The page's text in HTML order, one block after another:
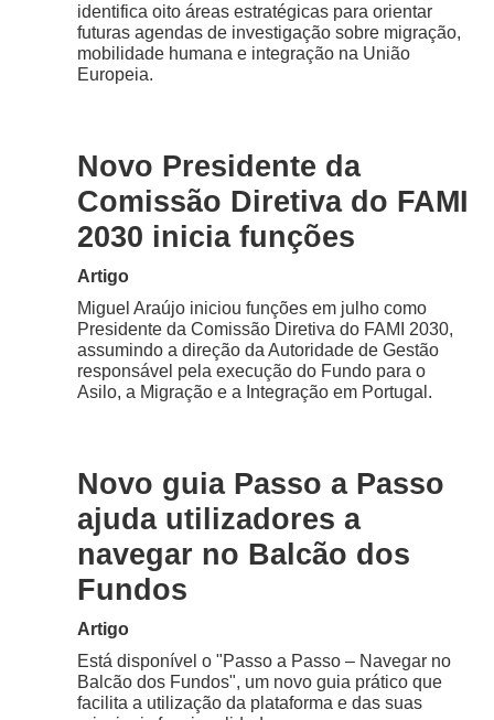
identifica oito áreas estratégicas para orientar
futuras agendas de investigação sobre migração,
mobilidade humana e integração na União
Europeia.
Novo Presidente da
Comissão Diretiva do FAMI
2030 inicia funções
Artigo
Miguel Araújo iniciou funções em julho como
Presidente da Comissão Diretiva do FAMI 2030,
assumindo a direção da Autoridade de Gestão
responsável pela execução do Fundo para o
Asilo, a Migração e a Integração em Portugal.
Novo guia Passo a Passo
ajuda utilizadores a
navegar no Balcão dos
Fundos
Artigo
Está disponível o "Passo a Passo – Navegar no
Balcão dos Fundos", um novo guia prático que
facilita a utilização da plataforma e das suas